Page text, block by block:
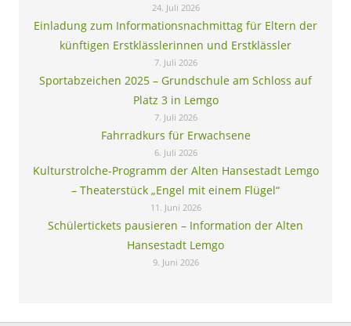
24. Juli 2026
Einladung zum Informationsnachmittag für Eltern der
künftigen Erstklässlerinnen und Erstklässler
7. Juli 2026
Sportabzeichen 2025 – Grundschule am Schloss auf
Platz 3 in Lemgo
7. Juli 2026
Fahrradkurs für Erwachsene
6. Juli 2026
Kulturstrolche-Programm der Alten Hansestadt Lemgo
– Theaterstück „Engel mit einem Flügel“
11. Juni 2026
Schülertickets pausieren – Information der Alten
Hansestadt Lemgo
9. Juni 2026